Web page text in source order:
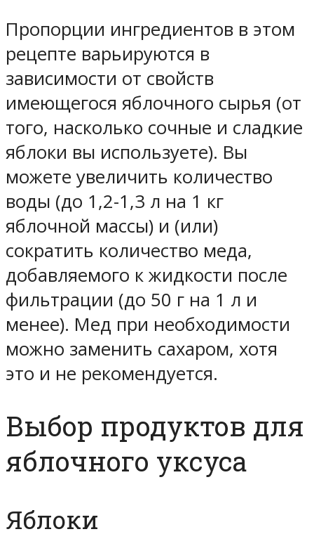
Пропорции ингредиентов в этом
рецепте варьируются в
зависимости от свойств
имеющегося яблочного сырья (от
того, насколько сочные и сладкие
яблоки вы используете). Вы
можете увеличить количество
воды (до 1,2-1,3 л на 1 кг
яблочной массы) и (или)
сократить количество меда,
добавляемого к жидкости после
фильтрации (до 50 г на 1 л и
менее). Мед при необходимости
можно заменить сахаром, хотя
это и не рекомендуется.
Выбор продуктов для
яблочного уксуса
Яблоки